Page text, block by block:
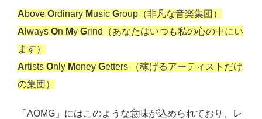
Above Ordinary Music Group（非凡な音楽集団）
A lways On My Grind（あなたはいつも私の心の中にい
ます）
Artists Only Money Getters （稼げるアーティストだけ
の集団）
「AOMG」にはこのような意味が込められており、レ